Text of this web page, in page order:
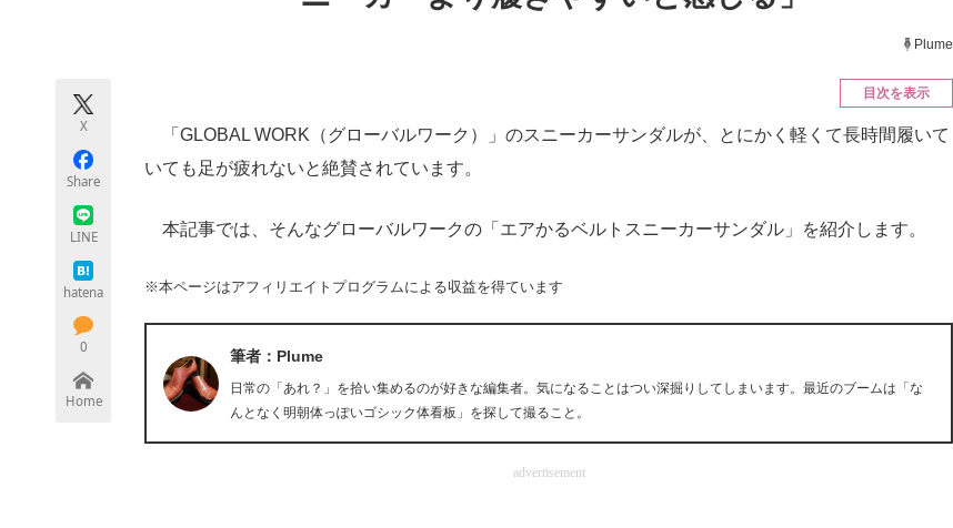
Plume
X
Share
LINE
hatena
0
Home
目次を表示
「GLOBAL WORK（グローバルワーク）」のスニーカーサンダルが、とにかく軽くて長時間履いて
いても足が疲れないと絶賛されています。
本記事では、そんなグローバルワークの「エアかるベルトスニーカーサンダル」を紹介します。
※本ページはアフィリエイトプログラムによる収益を得ています
筆者：Plume
日常の「あれ？」を拾い集めるのが好きな編集者。気になることはつい深掘りしてしまいます。最近のブームは「な
んとなく明朝体っぽいゴシック体看板」を探して撮ること。
advertisement